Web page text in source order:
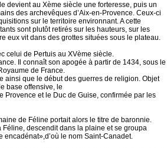
devient au Xème siècle une forteresse, puis un
des archevêques d’Aix-en-Provence. Ceux-ci
sur le territoire environnant. A cette
sont plutôt retirés sur les hauteurs, sur les
eux vit dans des grottes situées sous le plateau.
celui de Pertuis au XVème siècle.
Il connaît son apogée à partir de 1434, sous le
de France.
ainsi que le début des guerres de religion. Objet
base offensive, le
Provence et le Duc de Guise, confirmée par les
de Féline portait alors le titre de baronnie.
descendit dans la plaine et se groupa
le nom Saint-Canadet.